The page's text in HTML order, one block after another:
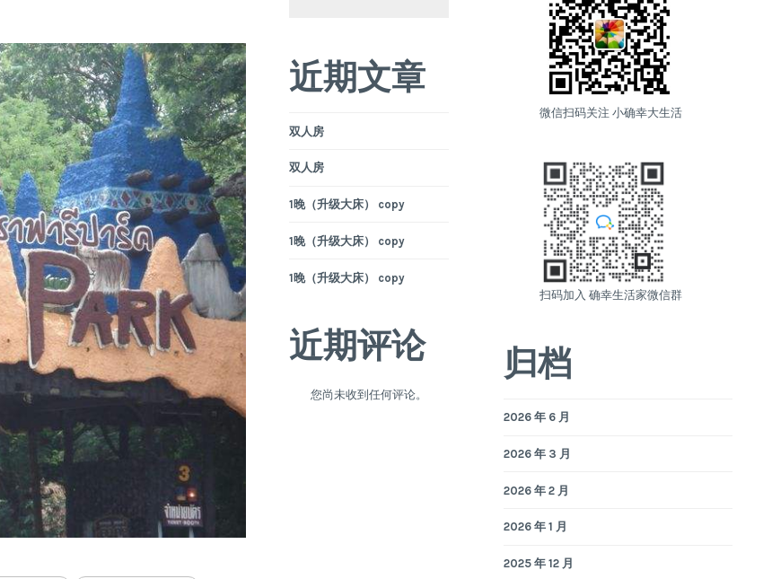
近期文章
双人房
双人房
1晚（升级大床） copy
1晚（升级大床） copy
1晚（升级大床） copy
近期评论
您尚未收到任何评论。
微信扫码关注 小确幸大生活
扫码加入 确幸生活家微信群
归档
2026 年 6 月
2026 年 3 月
2026 年 2 月
2026 年 1 月
2025 年 12 月